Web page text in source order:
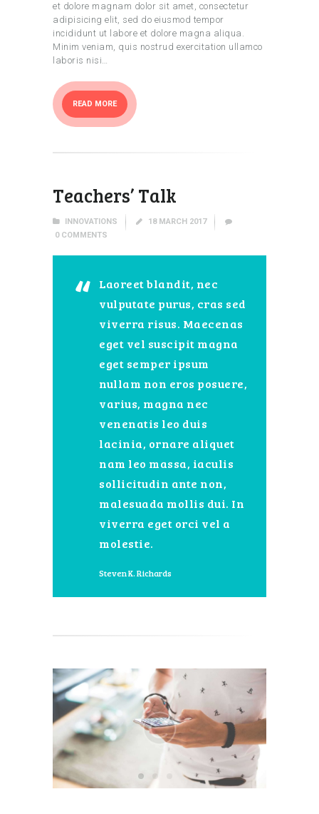
et dolore magnam dolor sit amet, consectetur
adipisicing elit, sed do eiusmod tempor
incididunt ut labore et dolore magna aliqua.
Minim veniam, quis nostrud exercitation ullamco
laboris nisi…
READ MORE
Teachers’ Talk
INNOVATIONS
18 MARCH 2017
0 COMMENTS
Laoreet blandit, nec
vulputate purus, cras sed
viverra risus. Maecenas
eget vel suscipit magna
eget semper ipsum
nullam non eros posuere,
varius, magna nec
venenatis leo duis
lacinia, ornare aliquet
nam leo massa, iaculis
sollicitudin ante non,
malesuada mollis dui. In
viverra eget orci vel a
molestie.
Steven K. Richards